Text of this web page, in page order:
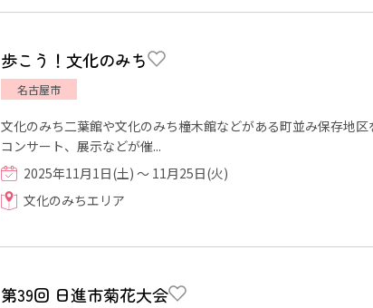
歩こう！文化のみち
名古屋市
文化のみち二葉館や文化のみち橦木館などがある町並み保存地
コンサート、展示などが催...
2025年11月1日(土) ～ 11月25日(火)
文化のみちエリア
第39回 日進市菊花大会